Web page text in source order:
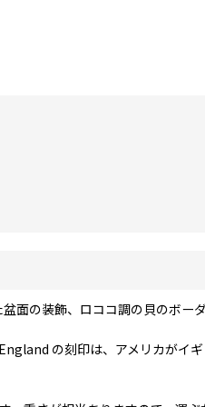
の装飾、ロココ調の貝のボー
の刻印は、アメリカがイギ